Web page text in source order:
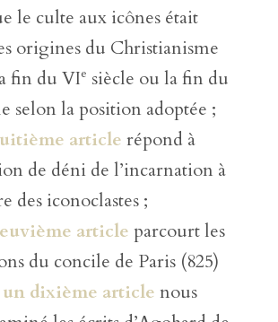
le culte aux icônes était
origines du Christianisme
fin du VIe siècle ou la fin du
selon la position adoptée ;
article répond à
de déni de l’incarnation à
des iconoclastes ;
article parcourt les
du concile de Paris (825)
un dixième article nous